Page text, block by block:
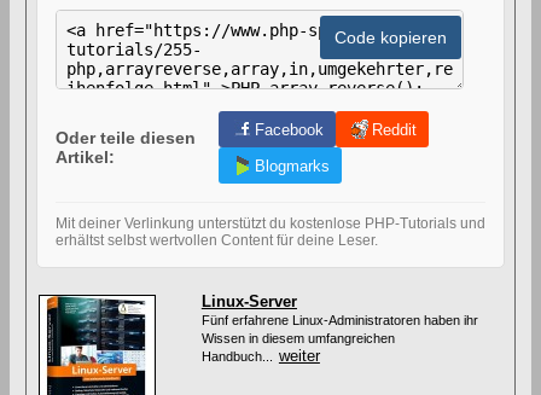
H
-
d
e
m
V
r
i
k
e
n
Code kopieren
Oder teile diesen
Artikel:
Facebook
Reddit
Blogmarks
Mit deiner Verlinkung unterstützt du kostenlose PHP-Tutorials und
erhältst selbst wertvollen Content für deine Leser.
Linux-Server
Fünf erfahrene Linux-Administratoren haben ihr
Wissen in diesem umfangreichen
Handbuch... weiter